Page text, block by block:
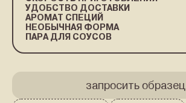
УДОБСТВО ДОСТАВКИ
АРОМАТ СПЕЦИЙ
НЕОБЫЧНАЯ ФОРМА
ПАРА ДЛЯ СОУСОВ
запроситьобразец